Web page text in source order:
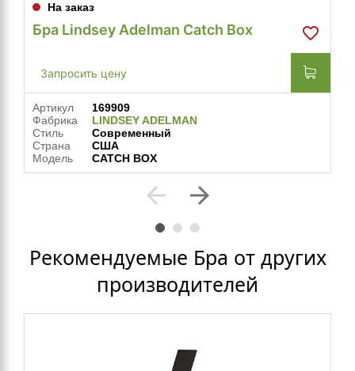
На заказ
Бра Lindsey Adelman Catch Box
Запросить цену
Артикул
169909
Фабрика
LINDSEY ADELMAN
Стиль
Современный
Страна
США
Модель
CATCH BOX
arrow_back arrow_forward
Рекомендуемые Бра от других
производителей